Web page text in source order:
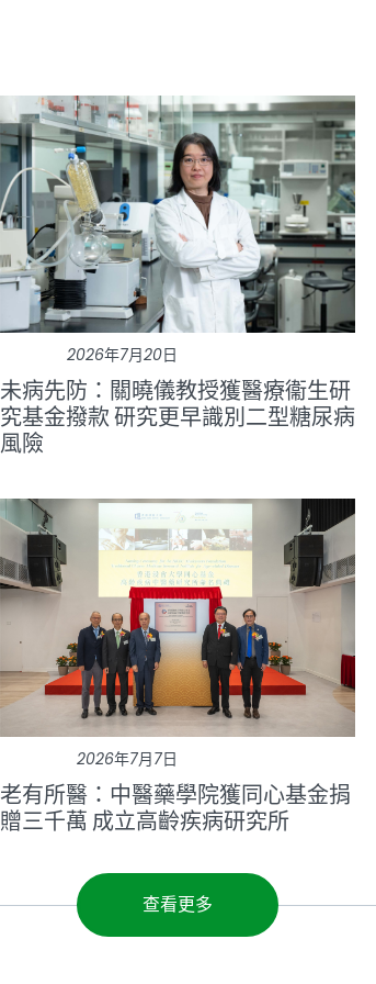
2026年7月20日
未病先防：關曉儀教授獲醫療衞生研
究基金撥款 研究更早識別二型糖尿病
風險
2026年7月7日
老有所醫：中醫藥學院獲同心基金捐
贈三千萬 成立高齡疾病研究所
查看更多